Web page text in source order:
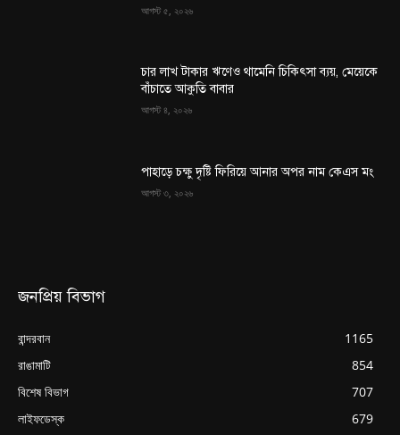
আগস্ট ৫, ২০২৬
চার লাখ টাকার ঋণেও থামেনি চিকিৎসা ব্যয়, মেয়েকে
বাঁচাতে আকুতি বাবার
আগস্ট ৪, ২০২৬
পাহাড়ে চক্ষু দৃষ্টি ফিরিয়ে আনার অপর নাম কেএস মং
আগস্ট ৩, ২০২৬
জনপ্রিয় বিভাগ
বান্দরবান
1165
রাঙামাটি
854
বিশেষ বিভাগ
707
লাইফডেস্ক
679